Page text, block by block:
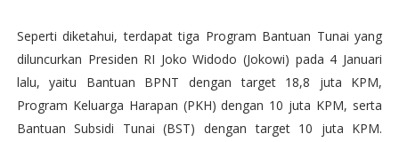
Seperti diketahui, terdapat tiga Program Bantuan Tunai yang
diluncurkan Presiden RI Joko Widodo (Jokowi) pada 4 Januari
lalu, yaitu Bantuan BPNT dengan target 18,8 juta KPM,
Program Keluarga Harapan (PKH) dengan 10 juta KPM, serta
Bantuan Subsidi Tunai (BST) dengan target 10 juta KPM.